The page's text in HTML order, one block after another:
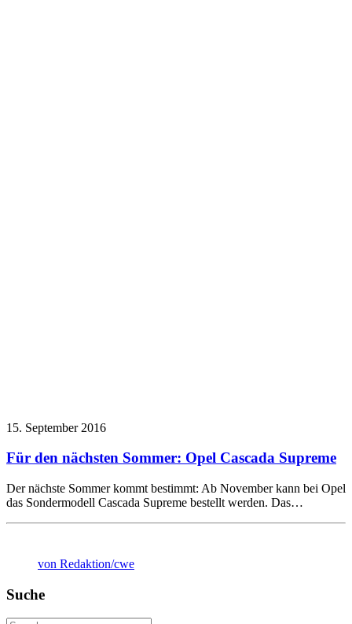
15. September 2016
Für den nächsten Sommer: Opel Cascada Supreme
Der nächste Sommer kommt bestimmt: Ab November kann bei Opel
das Sondermodell Cascada Supreme bestellt werden. Das…
von Redaktion/cwe
Suche